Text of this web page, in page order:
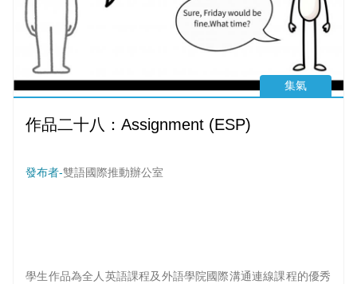
集氣
作品二十八：Assignment (ESP)
發布者-雙語國際推動辦公室
學生作品為全人英語課程及外語學院國際溝通連線課程的優秀